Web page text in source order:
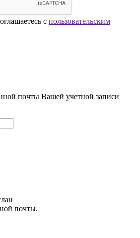
с пользовательским
почты Вашей учетной записи
почты.